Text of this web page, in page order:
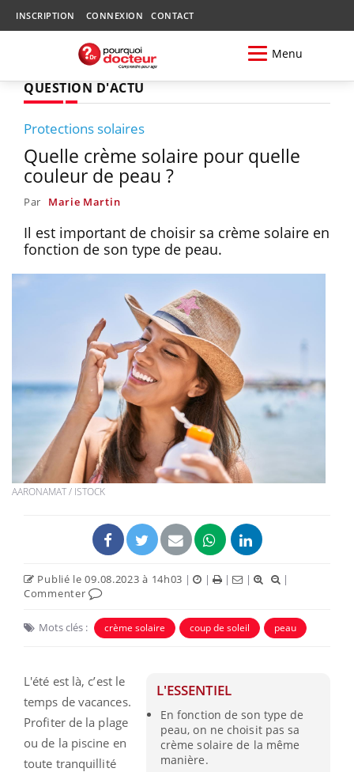
INSCRIPTION CONNEXION CONTACT
Menu
QUESTION D'ACTU
Protections solaires
Quelle crème solaire pour quelle
couleur de peau ?
Par Marie Martin
Il est important de choisir sa crème solaire en
fonction de son type de peau.
AARONAMAT / ISTOCK
Publié le 09.08.2023 à 14h03 | | | |
|
Commenter
Mots clés : crème solaire coup de soleil peau
L'ESSENTIEL
En fonction de son type de
peau, on ne choisit pas sa
crème solaire de la même
manière.
L'été est là, c’est le
temps de vacances.
Profiter de la plage
ou de la piscine en
toute tranquillité